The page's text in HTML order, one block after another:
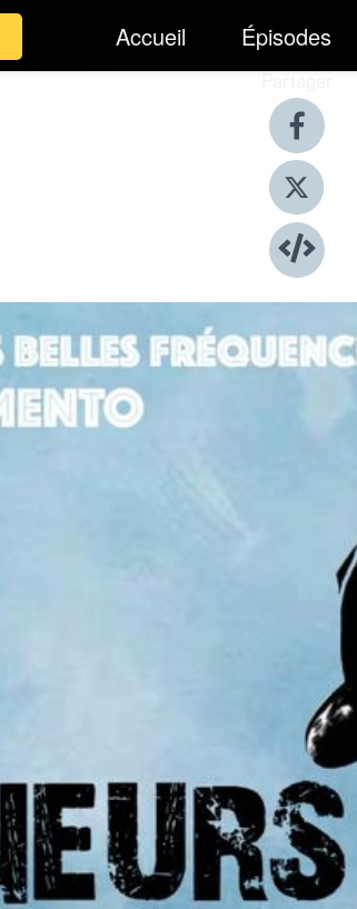
Accueil Épisodes
Partager